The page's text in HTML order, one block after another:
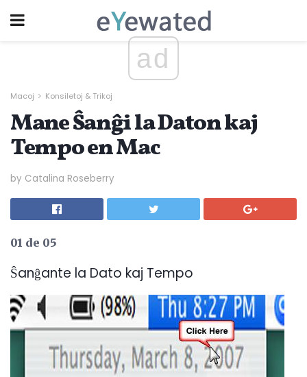
ad
Macoj Konsiletoj & Trikoj
Mane Ŝanĝi la Daton kaj
Tempo en Mac
by Catalina Roseberry
01 de 05
Ŝanĝante la Dato kaj Tempo